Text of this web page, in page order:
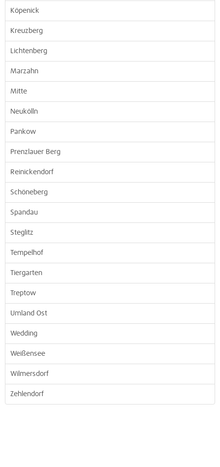
Köpenick
Kreuzberg
Lichtenberg
Marzahn
Mitte
Neukölln
Pankow
Prenzlauer Berg
Reinickendorf
Schöneberg
Spandau
Steglitz
Tempelhof
Tiergarten
Treptow
Umland Ost
Wedding
Weißensee
Wilmersdorf
Zehlendorf